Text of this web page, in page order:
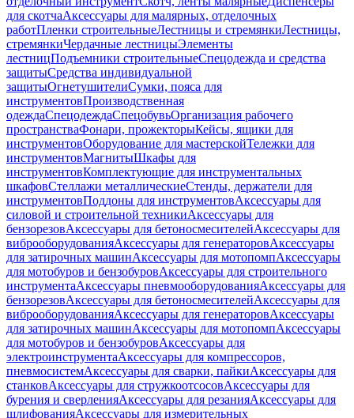
для скотчаАксессуары для малярных, отделочных
работПленки строительныеЛестницы и стремянкиЛестницы,
стремянкиЧердачные лестницыЭлементы
лестницПодъемники строительныеСпецодежда и средства
защитыСредства индивидуальной
защитыОгнетушителиСумки, пояса для
инструментовПроизводственная
одеждаСпецодеждаСпецобувьОрганизация рабочего
пространстваФонари, прожекторыКейсы, ящики для
инструментовОборудование для мастерскойТележки для
инструментовМагнитыШкафы для
инструментовКомплектующие для инструментальных
шкафовСтеллажи металлическиеСтенды, держатели для
инструментовПоддоны для инструментовАксессуары для
силовой и строительной техникиАксессуары для
бензорезовАксессуары для бетоносмесителейАксессуары для
виброоборудованияАксессуары для генераторовАксессуары
для затирочных машинАксессуары для мотопомпАксессуары
для мотобуров и бензобуровАксессуары для строительного
инструментаАксессуары пневмооборудованияАксессуары для
бензорезовАксессуары для бетоносмесителейАксессуары для
виброоборудованияАксессуары для генераторовАксессуары
для затирочных машинАксессуары для мотопомпАксессуары
для мотобуров и бензобуровАксессуары для
электроинструментаАксессуары для компрессоров,
пневмосистемАксессуары для сварки, пайкиАксессуары для
станковАксессуары для стружкоотсосовАксессуары для
бурения и сверленияАксессуары для резанияАксессуары для
шлифованияАксессуары для измерительных